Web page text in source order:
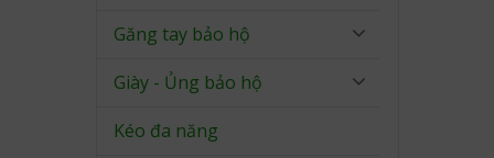
Găng tay bảo hộ
Giày - Ủng bảo hộ
Kéo đa năng